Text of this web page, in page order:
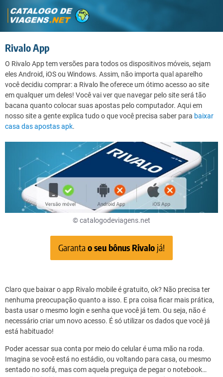
Rivalo App
O Rivalo App tem versões para todos os dispositivos móveis, sejam
eles Android, iOS ou Windows. Assim, não importa qual aparelho
você decidiu comprar: a Rivalo lhe oferece um ótimo acesso ao site
em qualquer um deles! Você vai ver que navegar pelo site será tão
bacana quanto colocar suas apostas pelo computador. Aqui em
nosso site a gente explica tudo o que você precisa saber para baixar
casa das apostas apk.
© catalogodeviagens.net
Garanta o seu bônus Rivalo já!
Claro que baixar o app Rivalo mobile é gratuito, ok? Não precisa ter
nenhuma preocupação quanto a isso. E pra coisa ficar mais prática,
basta usar o mesmo login e senha que você já tem. Ou seja, não é
necessário criar um novo acesso. É só utilizar os dados que você já
está habituado!
Poder acessar sua conta por meio do celular é uma mão na roda.
Imagina se você está no estádio, ou voltando para casa, ou mesmo
sentado no sofá, mas com aquela preguiça de pegar o notebook…